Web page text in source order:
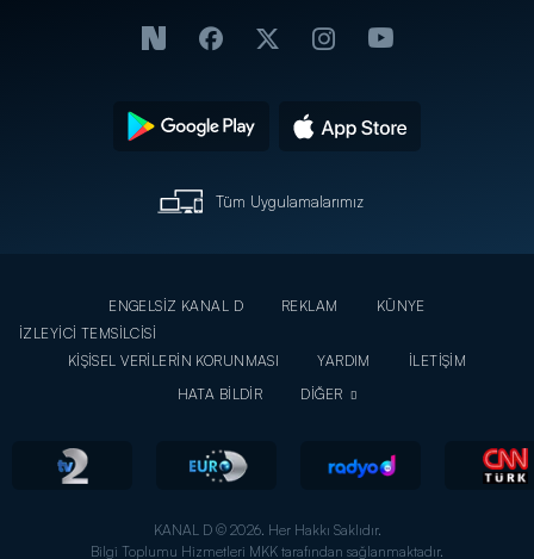
Tüm Uygulamalarımız
ENGELSİZ KANAL D REKLAM
KÜNYE
İZLEYİCİ TEMSİLCİSİ
KİŞİSEL VERİLERİN KORUNMASI
YARDIM
İLETİŞİM
HATA BİLDİR
DİĞER
KANAL D © 2026. Her Hakkı Saklıdır.
Bilgi Toplumu Hizmetleri MKK tarafından sağlanmaktadır.